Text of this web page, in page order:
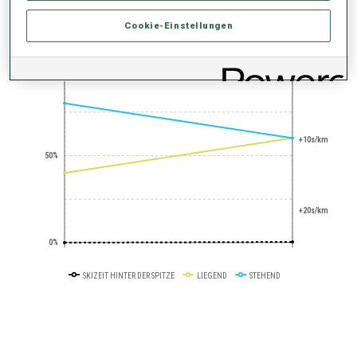
0%
50%
+10s/km
+20s/km
SKIZEIT HINTER DER SPITZE LIEGEND STEHEND
Cookie-Einstellungen